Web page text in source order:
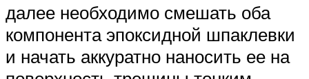
далее необходимо смешать оба
компонента эпоксидной шпаклевки
и начать аккуратно наносить ее на